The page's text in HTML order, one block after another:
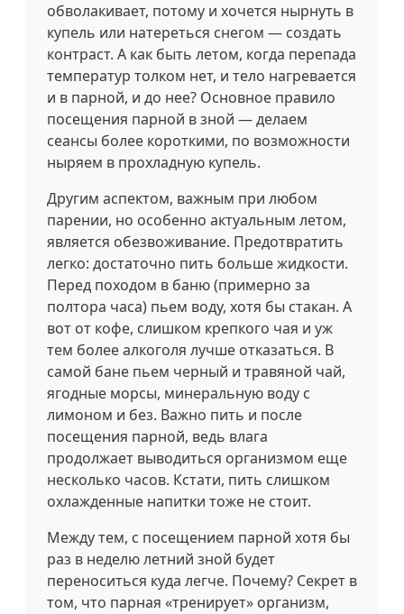
обволакивает, потому и хочется нырнуть в
купель или натереться снегом — создать
контраст. А как быть летом, когда перепада
температур толком нет, и тело нагревается
и в парной, и до нее? Основное правило
посещения парной в зной — делаем
сеансы более короткими, по возможности
ныряем в прохладную купель.
Другим аспектом, важным при любом
парении, но особенно актуальным летом,
является обезвоживание. Предотвратить
легко: достаточно пить больше жидкости.
Перед походом в баню (примерно за
полтора часа) пьем воду, хотя бы стакан. А
вот от кофе, слишком крепкого чая и уж
тем более алкоголя лучше отказаться. В
самой бане пьем черный и травяной чай,
ягодные морсы, минеральную воду с
лимоном и без. Важно пить и после
посещения парной, ведь влага
продолжает выводиться организмом еще
несколько часов. Кстати, пить слишком
охлажденные напитки тоже не стоит.
Между тем, с посещением парной хотя бы
раз в неделю летний зной будет
переноситься куда легче. Почему? Секрет в
том, что парная «тренирует» организм,